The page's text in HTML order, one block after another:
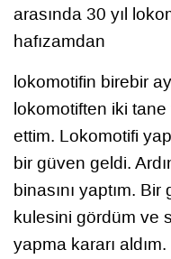
arasında 30 yıl
hafızamdan
lokomotifin birebir
lokomotiften iki
ettim. Lokomotifi
bir güven geldi.
binasını yaptım.
kulesini gördüm ve
yapma kararı